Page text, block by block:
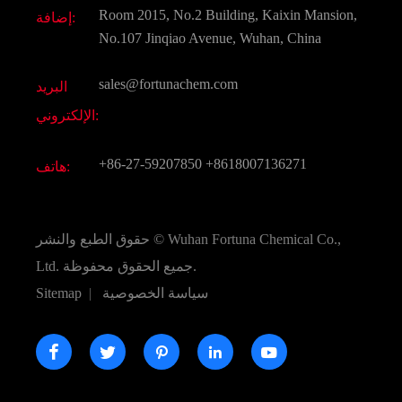
النكهات و عطور
الكيميائية CAS
جميع المواد الكيميائية غرامة
إضافة:
Room 2015, No.2 Building, Kaixin Mansion,
No.107 Jinqiao Avenue, Wuhan, China
البريد
الإلكتروني:
sales@fortunachem.com
هاتف: +86-27-59207850 +8618007136271
حقوق الطبع والنشر © Wuhan Fortuna Chemical Co.,
Ltd.
جميع الحقوق محفوظة.
Sitemap | سياسة الخصوصية
    